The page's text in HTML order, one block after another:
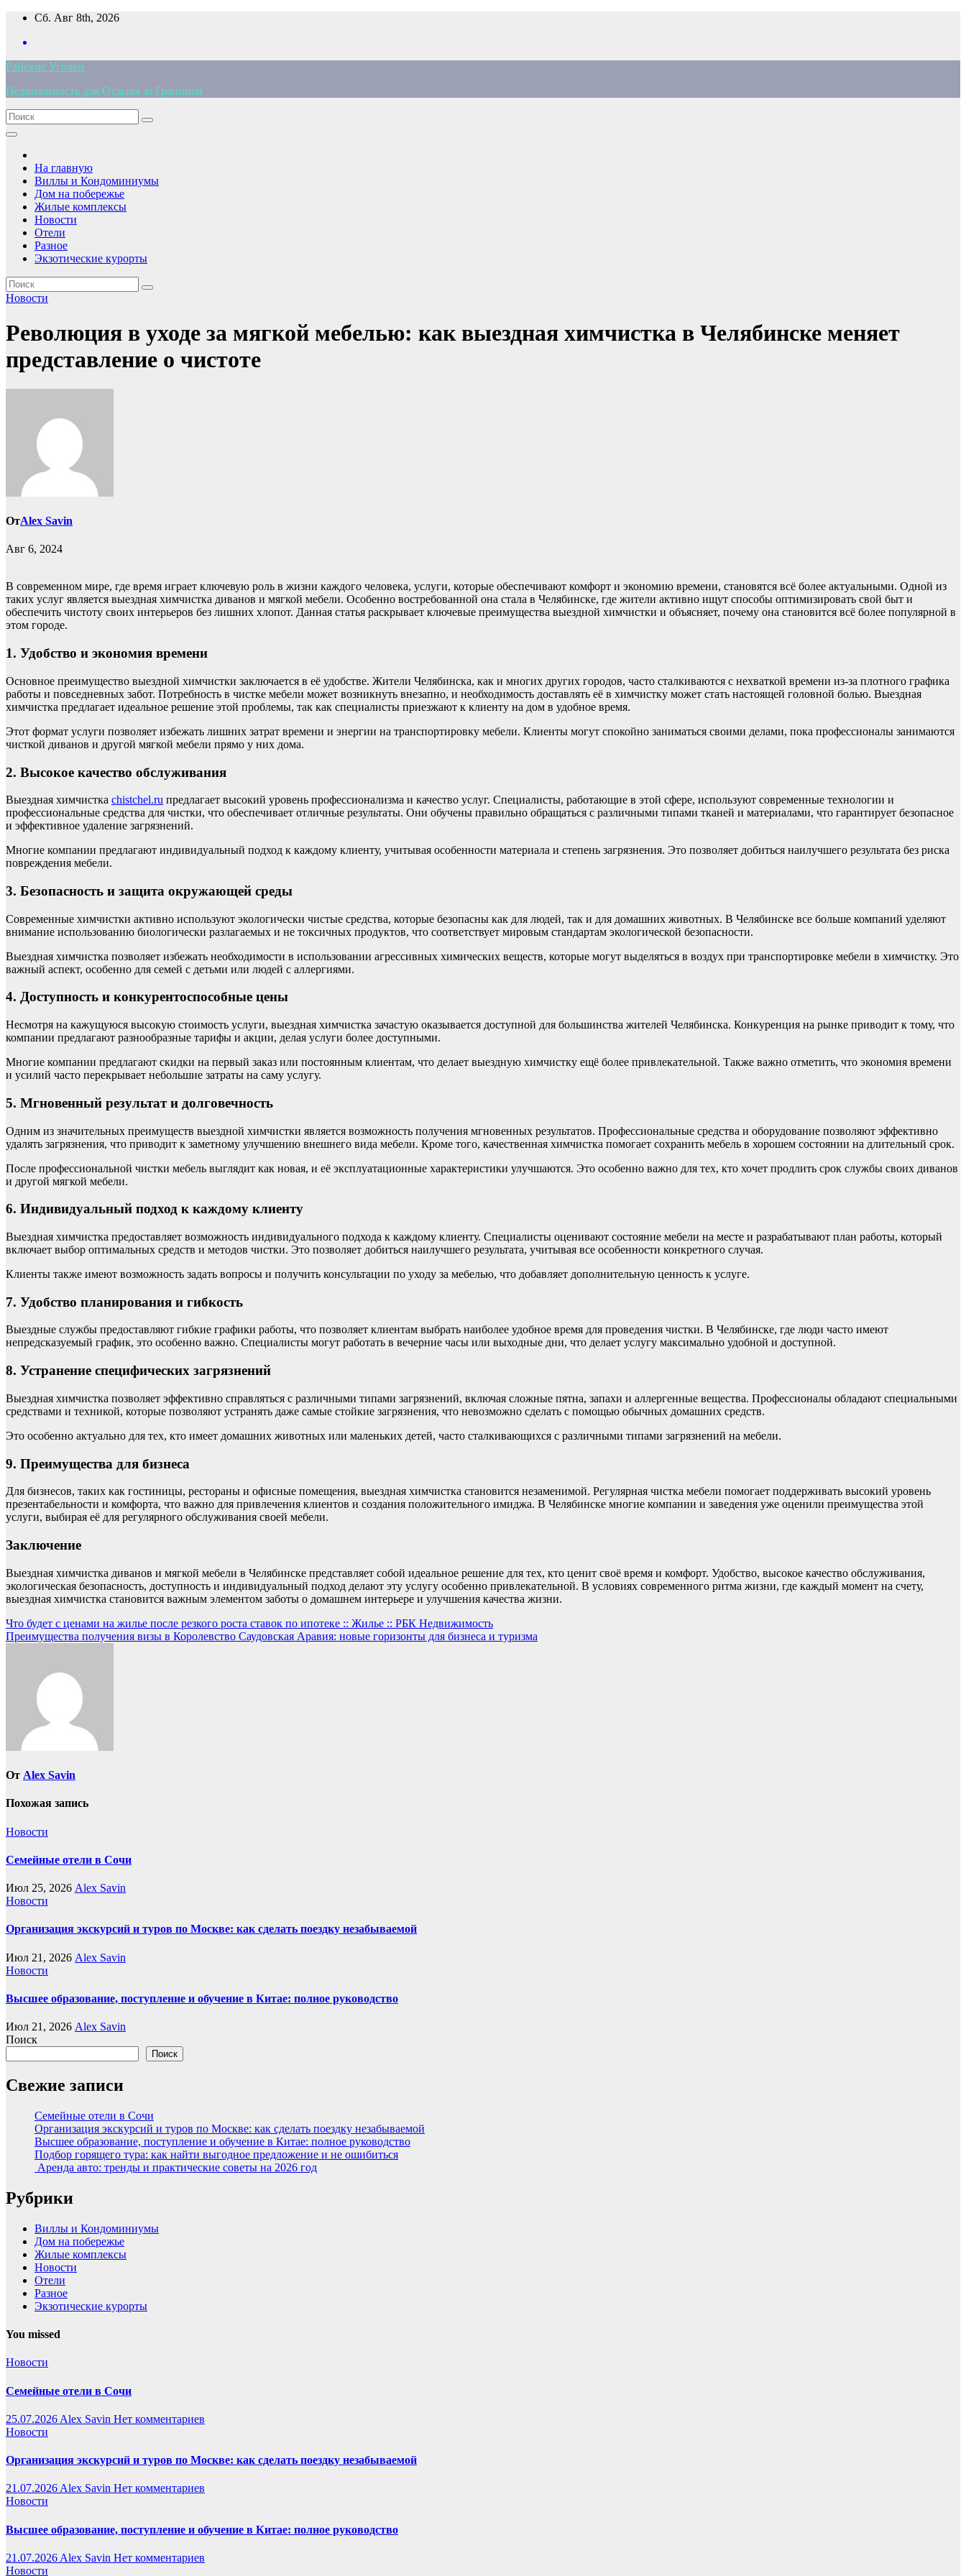
Перейти
содержимому
Сб. Авг 8th, 2026
Райские Уголки
Недвижимость для Отдыха за Границей
На главную
Виллы и Кондоминиумы
Дом на побережье
Жилые комплексы
Новости
Отели
Разное
Экзотические курорты
Новости
Революция в уходе за мягкой мебелью: как выездная химчистка в Челябинске меняет
представление о чистоте
ОтAlex Savin
Авг 6, 2024
В современном мире, где время играет ключевую роль в жизни каждого человека, услуги, которые обеспечивают комфорт и экономию времени, становятся всё более актуальными. Одной из
таких услуг является выездная химчистка диванов и мягкой мебели. Особенно востребованной она стала в Челябинске, где жители активно ищут способы оптимизировать свой быт и
обеспечить чистоту своих интерьеров без лишних хлопот. Данная статья раскрывает ключевые преимущества выездной химчистки и объясняет, почему она становится всё более популярной в
этом городе.
1. Удобство и экономия времени
Основное преимущество выездной химчистки заключается в её удобстве. Жители Челябинска, как и многих других городов, часто сталкиваются с нехваткой времени из-за плотного графика
работы и повседневных забот. Потребность в чистке мебели может возникнуть внезапно, и необходимость доставлять её в химчистку может стать настоящей головной болью. Выездная
химчистка предлагает идеальное решение этой проблемы, так как специалисты приезжают к клиенту на дом в удобное время.
Этот формат услуги позволяет избежать лишних затрат времени и энергии на транспортировку мебели. Клиенты могут спокойно заниматься своими делами, пока профессионалы занимаются
чисткой диванов и другой мягкой мебели прямо у них дома.
2. Высокое качество обслуживания
Выездная химчистка chistchel.ru предлагает высокий уровень профессионализма и качество услуг. Специалисты, работающие в этой сфере, используют современные технологии и
профессиональные средства для чистки, что обеспечивает отличные результаты. Они обучены правильно обращаться с различными типами тканей и материалами, что гарантирует безопасное
и эффективное удаление загрязнений.
Многие компании предлагают индивидуальный подход к каждому клиенту, учитывая особенности материала и степень загрязнения. Это позволяет добиться наилучшего результата без риска
повреждения мебели.
3. Безопасность и защита окружающей среды
Современные химчистки активно используют экологически чистые средства, которые безопасны как для людей, так и для домашних животных. В Челябинске все больше компаний уделяют
внимание использованию биологически разлагаемых и не токсичных продуктов, что соответствует мировым стандартам экологической безопасности.
Выездная химчистка позволяет избежать необходимости в использовании агрессивных химических веществ, которые могут выделяться в воздух при транспортировке мебели в химчистку. Это
важный аспект, особенно для семей с детьми или людей с аллергиями.
4. Доступность и конкурентоспособные цены
Несмотря на кажущуюся высокую стоимость услуги, выездная химчистка зачастую оказывается доступной для большинства жителей Челябинска. Конкуренция на рынке приводит к тому, что
компании предлагают разнообразные тарифы и акции, делая услуги более доступными.
Многие компании предлагают скидки на первый заказ или постоянным клиентам, что делает выездную химчистку ещё более привлекательной. Также важно отметить, что экономия времени
и усилий часто перекрывает небольшие затраты на саму услугу.
5. Мгновенный результат и долговечность
Одним из значительных преимуществ выездной химчистки является возможность получения мгновенных результатов. Профессиональные средства и оборудование позволяют эффективно
удалять загрязнения, что приводит к заметному улучшению внешнего вида мебели. Кроме того, качественная химчистка помогает сохранить мебель в хорошем состоянии на длительный срок.
После профессиональной чистки мебель выглядит как новая, и её эксплуатационные характеристики улучшаются. Это особенно важно для тех, кто хочет продлить срок службы своих диванов
и другой мягкой мебели.
6. Индивидуальный подход к каждому клиенту
Выездная химчистка предоставляет возможность индивидуального подхода к каждому клиенту. Специалисты оценивают состояние мебели на месте и разрабатывают план работы, который
включает выбор оптимальных средств и методов чистки. Это позволяет добиться наилучшего результата, учитывая все особенности конкретного случая.
Клиенты также имеют возможность задать вопросы и получить консультации по уходу за мебелью, что добавляет дополнительную ценность к услуге.
7. Удобство планирования и гибкость
Выездные службы предоставляют гибкие графики работы, что позволяет клиентам выбрать наиболее удобное время для проведения чистки. В Челябинске, где люди часто имеют
непредсказуемый график, это особенно важно. Специалисты могут работать в вечерние часы или выходные дни, что делает услугу максимально удобной и доступной.
8. Устранение специфических загрязнений
Выездная химчистка позволяет эффективно справляться с различными типами загрязнений, включая сложные пятна, запахи и аллергенные вещества. Профессионалы обладают специальными
средствами и техникой, которые позволяют устранять даже самые стойкие загрязнения, что невозможно сделать с помощью обычных домашних средств.
Это особенно актуально для тех, кто имеет домашних животных или маленьких детей, часто сталкивающихся с различными типами загрязнений на мебели.
9. Преимущества для бизнеса
Для бизнесов, таких как гостиницы, рестораны и офисные помещения, выездная химчистка становится незаменимой. Регулярная чистка мебели помогает поддерживать высокий уровень
презентабельности и комфорта, что важно для привлечения клиентов и создания положительного имиджа. В Челябинске многие компании и заведения уже оценили преимущества этой
услуги, выбирая её для регулярного обслуживания своей мебели.
Заключение
Выездная химчистка диванов и мягкой мебели в Челябинске представляет собой идеальное решение для тех, кто ценит своё время и комфорт. Удобство, высокое качество обслуживания,
экологическая безопасность, доступность и индивидуальный подход делают эту услугу особенно привлекательной. В условиях современного ритма жизни, где каждый момент на счету,
выездная химчистка становится важным элементом заботы о домашнем интерьере и улучшения качества жизни.
Навигация
по
Что будет с ценами на жилье после резкого роста ставок по ипотеке :: Жилье :: РБК Недвижимость
Преимущества получения визы в Королевство Саудовская Аравия: новые горизонты для бизнеса и туризма
От Alex Savin
Похожая запись
Новости
Семейные отели в Сочи
Июл 25, 2026 Alex Savin
Новости
Организация экскурсий и туров по Москве: как сделать поездку незабываемой
Июл 21, 2026 Alex Savin
Новости
Высшее образование, поступление и обучение в Китае: полное руководство
Июл 21, 2026 Alex Savin
Поиск
Поиск
Свежие записи
Семейные отели в Сочи
Организация экскурсий и туров по Москве: как сделать поездку незабываемой
Высшее образование, поступление и обучение в Китае: полное руководство
Подбор горящего тура: как найти выгодное предложение и не ошибиться
Аренда авто: тренды и практические советы на 2026 год
Рубрики
Виллы и Кондоминиумы
Дом на побережье
Жилые комплексы
Новости
Отели
Разное
Экзотические курорты
You missed
Новости
Семейные отели в Сочи
25.07.2026 Alex Savin Нет комментариев
Новости
Организация экскурсий и туров по Москве: как сделать поездку незабываемой
21.07.2026 Alex Savin Нет комментариев
Новости
Высшее образование, поступление и обучение в Китае: полное руководство
21.07.2026 Alex Savin Нет комментариев
Новости